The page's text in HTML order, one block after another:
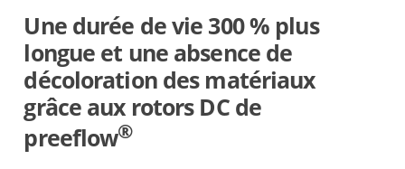
Une durée de vie 300 % plus
longue et une absence de
décoloration des matériaux
grâce aux rotors DC de
preeflow®